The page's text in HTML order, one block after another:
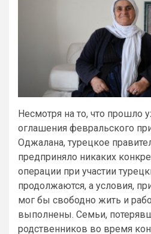
Несмотря на то, что прошло
оглашения февральского
Оджалана, турецкое
предприняло никаких
операции при участии
продолжаются, а условия,
мог бы свободно жить и
выполнены. Семьи,
родственников во время